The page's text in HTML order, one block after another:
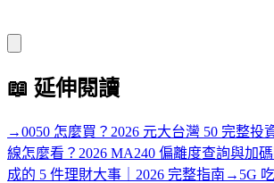
📖 延伸閱讀
→0050 怎麼買？2026 元大台灣 50 完整投
線怎麼看？2026 MA240 偏離度查詢與加
成的 5 件理財大事｜2026 完整指南 → 5G